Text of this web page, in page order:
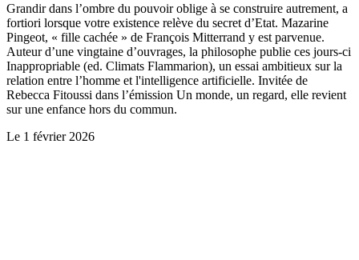
Grandir dans l’ombre du pouvoir oblige à se construire autrement, a
fortiori lorsque votre existence relève du secret d’Etat. Mazarine
Pingeot, « fille cachée » de François Mitterrand y est parvenue.
Auteur d’une vingtaine d’ouvrages, la philosophe publie ces jours-ci
Inappropriable (ed. Climats Flammarion), un essai ambitieux sur la
relation entre l’homme et l'intelligence artificielle. Invitée de
Rebecca Fitoussi dans l’émission Un monde, un regard, elle revient
sur une enfance hors du commun.
Le 1 février 2026